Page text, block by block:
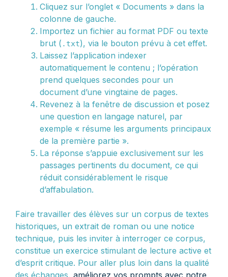
Cliquez sur l’onglet « Documents » dans la
colonne de gauche.
Importez un fichier au format PDF ou texte
brut ( .txt), via le bouton prévu à cet effet.
Laissez l’application indexer
automatiquement le contenu ; l’opération
prend quelques secondes pour un
document d’une vingtaine de pages.
Revenez à la fenêtre de discussion et posez
une question en langage naturel, par
exemple « résume les arguments principaux
de la première partie ».
La réponse s’appuie exclusivement sur les
passages pertinents du document, ce qui
réduit considérablement le risque
d’affabulation.
Faire travailler des élèves sur un corpus de textes
historiques, un extrait de roman ou une notice
technique, puis les inviter à interroger ce corpus,
constitue un exercice stimulant de lecture active et
d’esprit critique. Pour aller plus loin dans la qualité